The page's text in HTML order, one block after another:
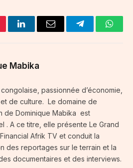
LinkedInEmail Telegram
Mabika
passionnée d’économie,
de culture. Le domaine de
de Dominique Mabika est
. A ce titre, elle présente Le Grand
Afrik TV et conduit la
des reportages sur le terrain et la
documentaires et des interviews.